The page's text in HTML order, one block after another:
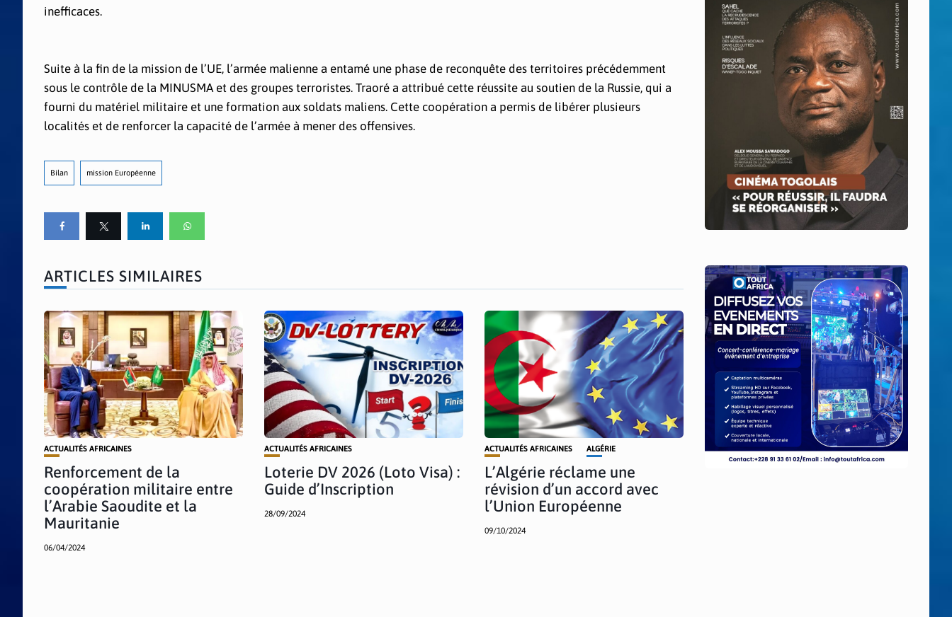
inefficaces.
Suite à la fin de la mission de l’UE, l’armée malienne a entamé une phase de reconquête des territoires précédemment
sous le contrôle de la MINUSMA et des groupes terroristes. Traoré a attribué cette réussite au soutien de la Russie, qui a
fourni du matériel militaire et une formation aux soldats maliens. Cette coopération a permis de libérer plusieurs
localités et de renforcer la capacité de l’armée à mener des offensives.
Bilan mission Européenne
ARTICLES SIMILAIRES
ACTUALITÉS AFRICAINES
Renforcement de la
coopération militaire entre
l’Arabie Saoudite et la
Mauritanie
06/04/2024
ACTUALITÉS AFRICAINES
Loterie DV 2026 (Loto Visa) :
Guide d’Inscription
28/09/2024
ACTUALITÉS AFRICAINES ALGÉRIE
L’Algérie réclame une
révision d’un accord avec
l’Union Européenne
09/10/2024